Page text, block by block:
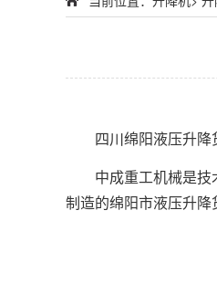
四川绵阳液压升降
中成重工机械是技术
制造的绵阳市液压升降